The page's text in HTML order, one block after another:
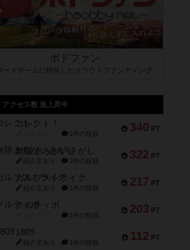
ボドファン
ードゲームに特化したクラウドファンディング
アクセス数 急上昇中
340 PT
コレクト！
1件の投稿
322 PT
無限まちがいさがし
紹介文あり 2件の投稿
217 PT
ガルフストライク
紹介文あり 1件の投稿
203 PT
クルティボ
1件の投稿
112 PT
1809
紹介文あり 1件の投稿